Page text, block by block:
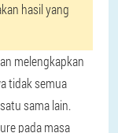
hasil yang
melengkapkan
tidak semua
sama lain.
pada masa